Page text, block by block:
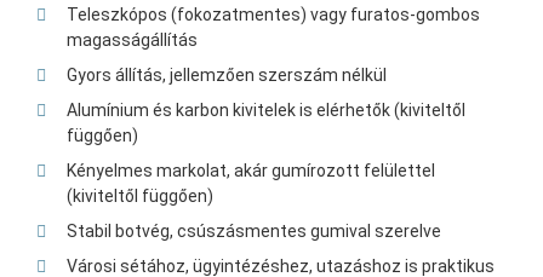
Teleszkópos (fokozatmentes) vagy furatos-gombos
magasságállítás
Gyors állítás, jellemzően szerszám nélkül
Alumínium és karbon kivitelek is elérhetők (kiviteltől
függően)
Kényelmes markolat, akár gumírozott felülettel
(kiviteltől függően)
Stabil botvég, csúszásmentes gumival szerelve
Városi sétához, ügyintézéshez, utazáshoz is praktikus